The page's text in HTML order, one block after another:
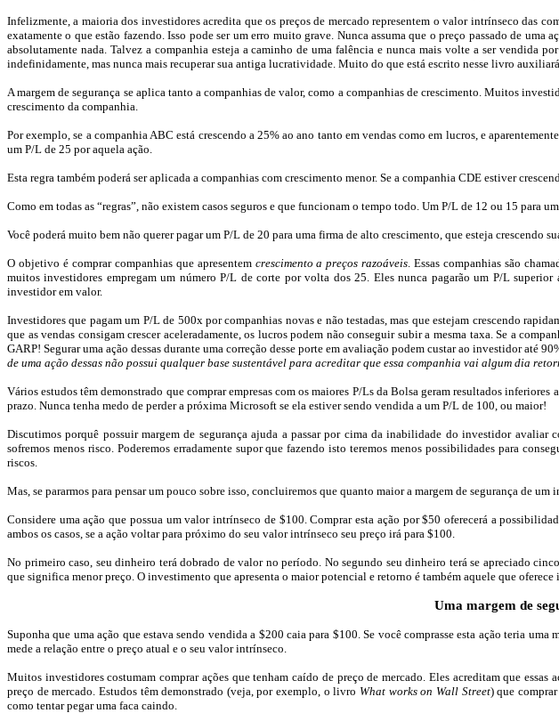
Infelizmente, a maioria dos investidores acredita que os preços de mercado representem o valor intrínseco das
exatamente o que estão fazendo. Isso pode ser um erro muito grave. Nunca assuma que o preço passado de
absolutamente nada. Talvez a companhia esteja a caminho de uma falência e nunca mais volte a ser vendida
indefinidamente, mas nunca mais recuperar sua antiga lucratividade. Muito do que está escrito nesse livro
A margem de segurança se aplica tanto a companhias de valor, como a companhias de crescimento. Muitos
crescimento da companhia.
Por exemplo, se a companhia ABC está crescendo a 25% ao ano tanto em vendas como em lucros, e
um P/L de 25 por aquela ação.
Esta regra também poderá ser aplicada a companhias com crescimento menor. Se a companhia CDE estiver
Como em todas as “regras”, não existem casos seguros e que funcionam o tempo todo. Um P/L de 12 ou 15 para
Você poderá muito bem não querer pagar um P/L de 20 para uma firma de alto crescimento, que esteja crescendo
O objetivo é comprar companhias que apresentem crescimento a preços razoáveis. Essas companhias são
muitos investidores empregam um númeroP/L de corte por volta dos 25. Eles nunca pagarão um P/Lsuperior
investidor em valor.
Investidores que pagam um P/Lde 500x por companhias novas e não testadas, mas que estejam crescendo
que as vendas consigam crescer aceleradamente, os lucros podem não conseguir subir a mesma taxa. Se a
GARP! Segurar uma ação dessas durante uma correção desse porte em avaliação podem custar ao investidor até
de uma ação dessas não possui qualquer base sustentável para acreditar que essa companhia vai algum dia
Vários estudos têm demonstrado que comprar empresas com os maiores P/Lsda Bolsa geram resultados inferiores
prazo. Nunca tenha medo de perder a próxima Microsoft se ela estiver sendo vendida a um P/L de 100, ou maior!
Discutimos porquê possuir margem de segurança ajuda a passar por cima da inabilidade do investidor
sofremos menos risco. Poderemos erradamente supor que fazendo isto teremos menos possibilidades para
riscos.
Mas, se pararmos para pensar um pouco sobre isso, concluiremos que quanto maior a margem de segurança de
Considere uma ação que possua um valor intrínseco de $100. Comprar esta ação por $50 oferecerá a
ambos os casos, se a ação voltar para próximo do seu valor intrínseco seu preço irá para $100.
No primeiro caso, seu dinheiro terá dobrado de valor no período. No segundo seu dinheiro terá se apreciado
que significa menor preço. O investimento que apresenta o maior potencial e retorno é também aquele que oferece
Uma margem de
Suponha que uma ação que estava sendo vendida a $200 caia para $100. Se você comprasse esta ação teria
mede a relação entre o preço atual e o seu valor intrínseco.
Muitos investidores costumam comprar ações que tenham caído de preço de mercado. Eles acreditam que
preço de mercado. Estudos têm demonstrado (veja, por exemplo, o livro What works on Wall Street) que
como tentar pegar uma faca caindo.